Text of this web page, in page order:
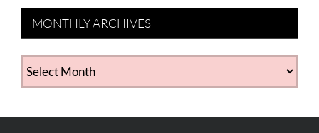
MONTHLY ARCHIVES
MONTHLY
ARCHIVES